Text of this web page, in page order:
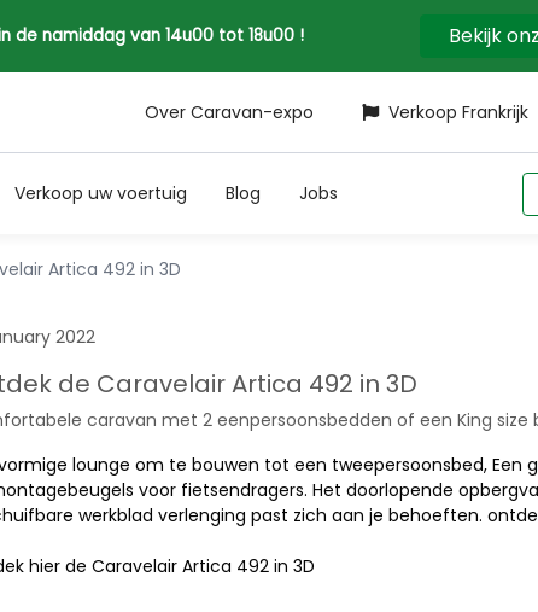
in de namiddag van 14u00 tot 18u00 ! Bekijk
Over Caravan-expo Verkoop Frankrijk
Verkoop uw voertuig Blog Jobs
Artica 492 in 3D
2022
de Caravelair Artica 492 in 3D
caravan met 2 eenpersoonsbedden of een King size
lounge om te bouwen tot een tweepersoonsbed, Een
voor fietsendragers. Het doorlopende
werkblad verlenging past zich aan je behoeften. ontdek
hier de Caravelair Artica 492 in 3D